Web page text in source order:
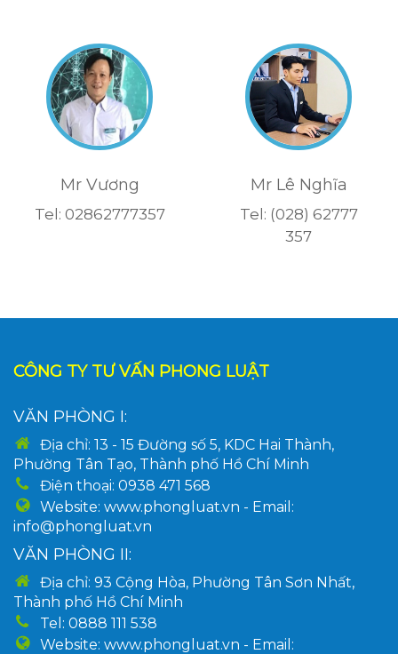
Mr Vương
Tel: 02862777357
Mr Lê Nghĩa
Tel: (028) 62777
357
CÔNG TY TƯ VẤN PHONG LUẬT
VĂN PHÒNG I:
Địa chỉ: 13 - 15 Đường số 5, KDC Hai Thành,
Phường Tân Tạo, Thành phố Hồ Chí Minh
Điện thoại: 0938 471 568
Website: www.phongluat.vn - Email:
info@phongluat.vn
VĂN PHÒNG II:
Địa chỉ: 93 Cộng Hòa, Phường Tân Sơn Nhất,
Thành phố Hồ Chí Minh
Tel: 0888 111 538
Website: www.phongluat.vn - Email: